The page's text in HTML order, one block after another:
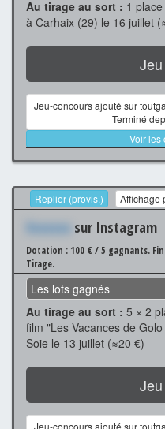
Au tirage au sort : 1
à Carhaix (29) le 16 juillet
Jeu-concours ajouté sur
Terminé
Voir les
Replier (provis.) Affichage
Xxxxxxx sur Instagram
Dotation : 100 € / 5 gagnants.
Tirage.
Les lots gagnés
Au tirage au sort : 5 × 2
film "Les Vacances de
Soie le 13 juillet (≈20 €)
Jeu-concours ajouté sur